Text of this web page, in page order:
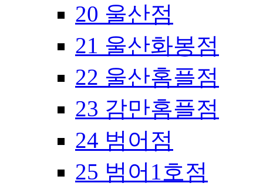
20 울산점
21 울산화봉점
22 울산홈플점
23 감만홈플점
24 범어점
25 범어1호점